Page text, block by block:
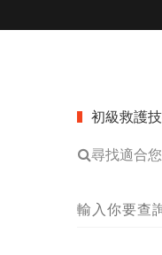
初級救護
尋找適合